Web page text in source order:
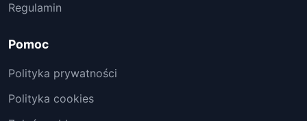
Regulamin
Pomoc
Polityka prywatności
Polityka cookies